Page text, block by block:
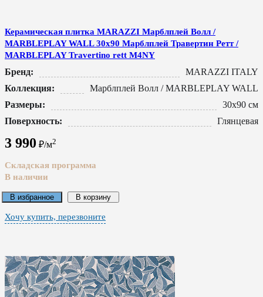
Керамическая плитка MARAZZI Марблплей Волл /
MARBLEPLAY WALL 30x90 Марблплей Травертин Ретт /
MARBLEPLAY Travertino rett M4NY
Бренд:
MARAZZI ITALY
Коллекция:
Марблплей Волл / MARBLEPLAY WALL
Размеры:
30x90 см
Поверхность:
Глянцевая
3 990 ₽/м2
Складская программа
В наличии
В избранное В корзину
Хочу купить, перезвоните